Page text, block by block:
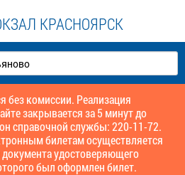
КРАСНОЯРСК
без комиссии. Реализация
закрывается за 5 минут до
справочной службы: 220-11-72.
билетам осуществляется
удостоверяющего
был оформлен билет.